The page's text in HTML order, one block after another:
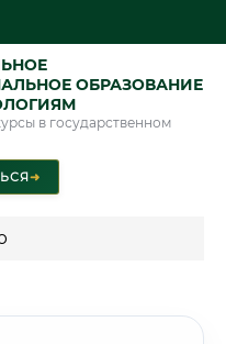
ОБРАЗОВАНИЕ
в государственном
➜